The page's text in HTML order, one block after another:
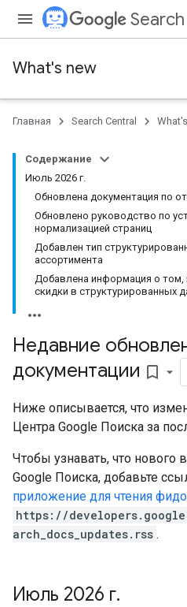
What's new
Главная Search Central
Содержание
Июль 2026 г.
Обновлена документация по
Обновлено руководство по
нормализацией страниц
Добавлен тип
ассортимента
Добавлена информация о том,
скидки в структурированных
Недавние
документации bookmark_border
Ниже описывается, что
Центра Google Поиска за
Чтобы узнавать, что нового
Google Поиска, добавьте
приложение для чтения
https://
arch_docs_updates.rss .
Июль 2026 г.